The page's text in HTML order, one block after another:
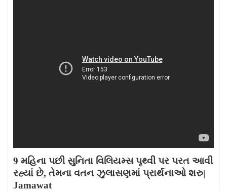
9 મહિના પછી સુનિતા વિલિયમ્સ પૃથ્વી પર પરત આવી
રહ્યાં છે, તેમના વતન ઝુલાસણમાં પ્રાર્થનાઓ શરુ|
Jamawat